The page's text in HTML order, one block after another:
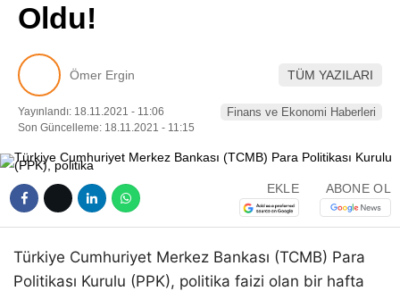
Oldu!
Ömer Ergin TÜM YAZILARI
Yayınlandı: 18.11.2021 - 11:06
Son Güncelleme: 18.11.2021 - 11:15
Finans ve Ekonomi Haberleri
EKLE ABONE OL
Türkiye Cumhuriyet Merkez Bankası (TCMB) Para
Politikası Kurulu (PPK), politika faizi olan bir hafta